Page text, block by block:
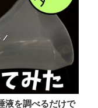
液を調べるだけで